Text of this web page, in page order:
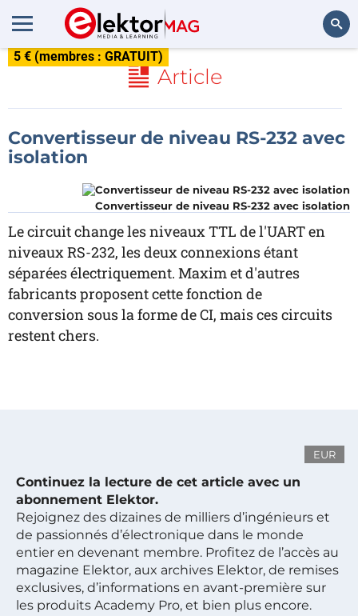
5 € (membres : GRATUIT)
Article
Convertisseur de niveau RS-232 avec
isolation
Convertisseur de niveau RS-232 avec isolation
Le circuit change les niveaux TTL de l'UART en
niveaux RS-232, les deux connexions étant
séparées électriquement. Maxim et d'autres
fabricants proposent cette fonction de
conversion sous la forme de CI, mais ces circuits
restent chers.
EUR
Continuez la lecture de cet article avec un
abonnement Elektor.
Rejoignez des dizaines de milliers d’ingénieurs et
de passionnés d’électronique dans le monde
entier en devenant membre. Profitez de l’accès au
magazine Elektor, aux archives Elektor, de remises
exclusives, d’informations en avant-première sur
les produits Academy Pro, et bien plus encore.